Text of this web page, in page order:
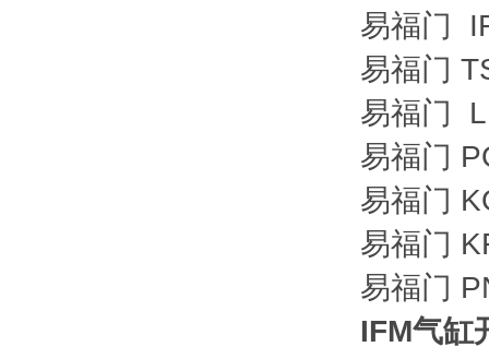
易福门
易福门
易福门
易福门
易福门
易福门
易福门
IFM气缸